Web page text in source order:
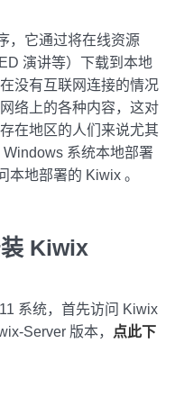
，它通过将在线资源
演讲等）下载到本地
没有互联网连接的情况
络上的各种内容，这对
在地区的人们来说尤其
系统本地部署
本地部署的 Kiwix 。
Kiwix
系统，首先访问 Kiwix
Server 版本，
点此下